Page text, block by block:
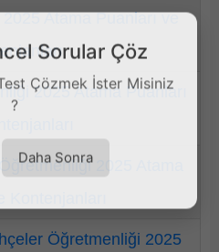
Atama Puanları ve
2025 Atama Puanları
2025 Atama
Öğretmenliği 2025
Sorular Çöz
Çözmek İster Misiniz
?
Daha Sonra